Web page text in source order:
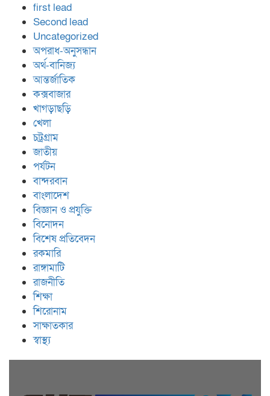
first lead
Second lead
Uncategorized
অপরাধ-অনুসন্ধান
অর্থ-বানিজ্য
আন্তর্জাতিক
কক্সবাজার
খাগড়াছড়ি
খেলা
চট্রগ্রাম
জাতীয়
পর্যটন
বান্দরবান
বাংলাদেশ
বিজ্ঞান ও প্রযুক্তি
বিনোদন
বিশেষ প্রতিবেদন
রকমারি
রাঙ্গামাটি
রাজনীতি
শিক্ষা
শিরোনাম
সাক্ষাতকার
স্বাস্থ্য